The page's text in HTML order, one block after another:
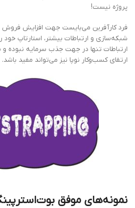
پروژه نیست!
فرد کارآفرین می‌بایست جهت افزایش
شبکه‌سازی و ارتباطات بیشتر، استارتاپ
ارتباطات تنها در جهت جذب سرمایه نبوده و
ارتقای کسب‌وکار نوپا نیز می‌تواند مفید باشد.
نمونه‌های موفق